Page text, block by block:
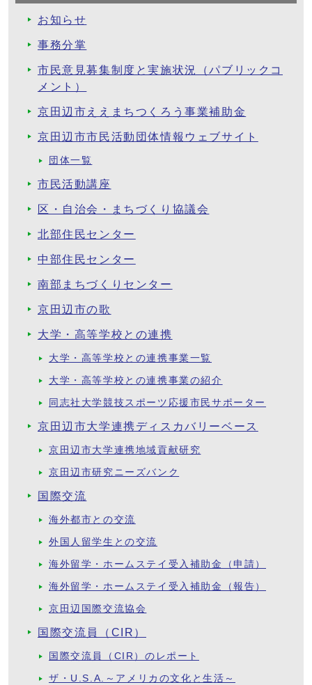
お知らせ
事務分掌
市民意見募集制度と実施状況（パブリックコ
メント）
京田辺市ええまちつくろう事業補助金
京田辺市市民活動団体情報ウェブサイト
団体一覧
市民活動講座
区・自治会・まちづくり協議会
北部住民センター
中部住民センター
南部まちづくりセンター
京田辺市の歌
大学・高等学校との連携
大学・高等学校との連携事業一覧
大学・高等学校との連携事業の紹介
同志社大学競技スポーツ応援市民サポーター
京田辺市大学連携ディスカバリーベース
京田辺市大学連携地域貢献研究
京田辺市研究ニーズバンク
国際交流
海外都市との交流
外国人留学生との交流
海外留学・ホームステイ受入補助金（申請）
海外留学・ホームステイ受入補助金（報告）
京田辺国際交流協会
国際交流員（CIR）
国際交流員（CIR）のレポート
ザ・U.S.A.～アメリカの文化と生活～